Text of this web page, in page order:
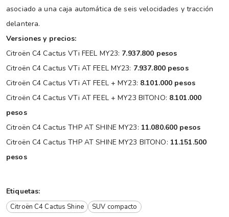
asociado a una caja automática de seis velocidades y tracción
delantera.
Versiones y precios:
Citroën C4 Cactus VTi FEEL MY23: 7.937.800 pesos
Citroën C4 Cactus VTi AT FEEL MY23: 7.937.800 pesos
Citroën C4 Cactus VTi AT FEEL + MY23: 8.101.000 pesos
Citroën C4 Cactus VTi AT FEEL + MY23 BITONO: 8.101.000
pesos
Citroën C4 Cactus THP AT SHINE MY23: 11.080.600 pesos
Citroën C4 Cactus THP AT SHINE MY23 BITONO: 11.151.500
pesos
Etiquetas:
Citroën C4 Cactus Shine SUV compacto